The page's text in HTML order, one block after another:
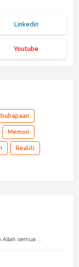
Linkedin
Youtube
Memori
Realiti
Allah semua ...